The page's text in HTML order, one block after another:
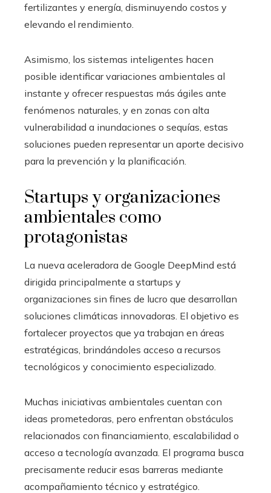
fertilizantes y energía, disminuyendo costos y
elevando el rendimiento.
Asimismo, los sistemas inteligentes hacen
posible identificar variaciones ambientales al
instante y ofrecer respuestas más ágiles ante
fenómenos naturales, y en zonas con alta
vulnerabilidad a inundaciones o sequías, estas
soluciones pueden representar un aporte decisivo
para la prevención y la planificación.
Startups y organizaciones
ambientales como
protagonistas
La nueva aceleradora de Google DeepMind está
dirigida principalmente a startups y
organizaciones sin fines de lucro que desarrollan
soluciones climáticas innovadoras. El objetivo es
fortalecer proyectos que ya trabajan en áreas
estratégicas, brindándoles acceso a recursos
tecnológicos y conocimiento especializado.
Muchas iniciativas ambientales cuentan con
ideas prometedoras, pero enfrentan obstáculos
relacionados con financiamiento, escalabilidad o
acceso a tecnología avanzada. El programa busca
precisamente reducir esas barreras mediante
acompañamiento técnico y estratégico.